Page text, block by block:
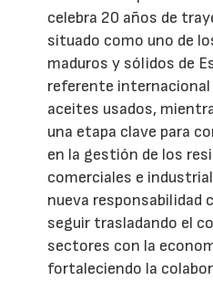
celebra 20 años de
situado como uno de
maduros y sólidos de
referente internacional
aceites usados,
una etapa clave para
en la gestión de los
comerciales e
nueva responsabilidad
seguir trasladando el
sectores con la
fortaleciendo la